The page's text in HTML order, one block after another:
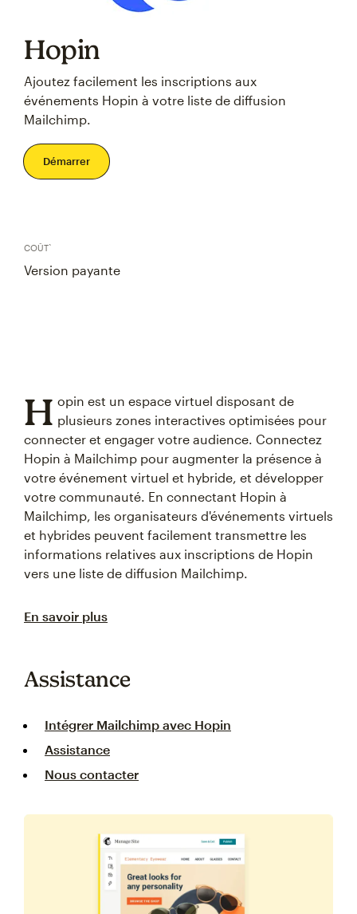
Hopin
Ajoutez facilement les inscriptions aux
événements Hopin à votre liste de diffusion
Mailchimp.
Démarrer
COÛT`
Version payante
H opin est un espace virtuel disposant de
plusieurs zones interactives optimisées pour
connecter et engager votre audience. Connectez
Hopin à Mailchimp pour augmenter la présence à
votre événement virtuel et hybride, et développer
votre communauté. En connectant Hopin à
Mailchimp, les organisateurs d'événements virtuels
et hybrides peuvent facilement transmettre les
informations relatives aux inscriptions de Hopin
vers une liste de diffusion Mailchimp.
En savoir plus
Assistance
Intégrer Mailchimp avec Hopin
Assistance
Nous contacter